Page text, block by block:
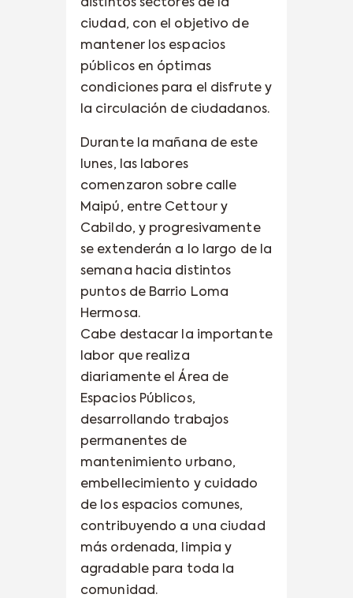
distintos sectores de la
ciudad, con el objetivo de
mantener los espacios
públicos en óptimas
condiciones para el disfrute y
la circulación de ciudadanos.
Durante la mañana de este
lunes, las labores
comenzaron sobre calle
Maipú, entre Cettour y
Cabildo, y progresivamente
se extenderán a lo largo de la
semana hacia distintos
puntos de Barrio Loma
Hermosa.
Cabe destacar la importante
labor que realiza
diariamente el Área de
Espacios Públicos,
desarrollando trabajos
permanentes de
mantenimiento urbano,
embellecimiento y cuidado
de los espacios comunes,
contribuyendo a una ciudad
más ordenada, limpia y
agradable para toda la
comunidad.